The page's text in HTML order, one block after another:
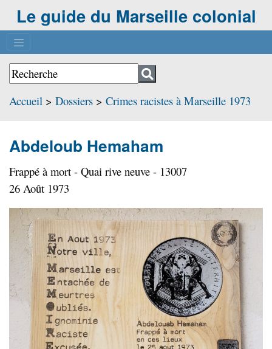
Le guide du Marseille colonial
Accueil > Dossiers > Crimes racistes à Marseille 1973
Abdeloub Hemaham
Frappé à mort - Quai rive neuve - 13007
26 Août 1973